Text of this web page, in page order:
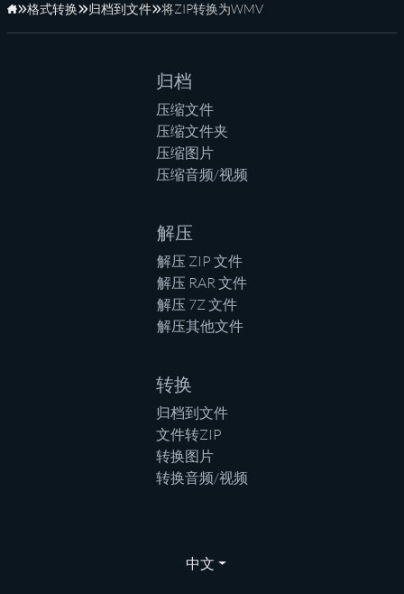
主页
格式转换 归档到文件 将ZIP转换为WMV
归档
压缩文件
压缩文件夹
压缩图片
压缩音频/视频
解压
解压 ZIP 文件
解压 RAR 文件
解压 7Z 文件
解压其他文件
转换
归档到文件
文件转ZIP
转换图片
转换音频/视频
中文